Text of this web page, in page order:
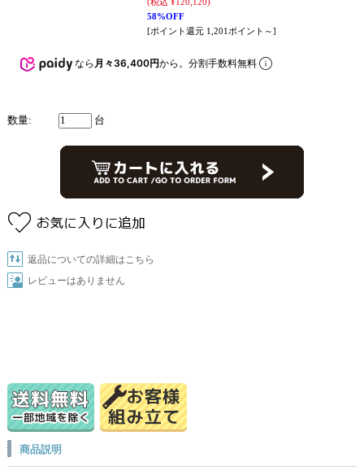
(税込 ¥120,120)
58%OFF
[ポイント還元 1,201ポイント～]
なら 月々36,400円から。分割手数料無料
数量: 台
返品についての詳細はこちら
レビューはありません
商品説明